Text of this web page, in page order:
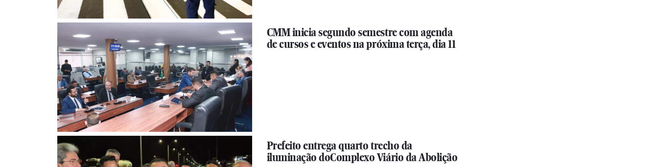
CMM inicia segundo semestre com agenda
de cursos e eventos na próxima terça, dia 11
Prefeito entrega quarto trecho da
iluminação doComplexo Viário da Abolição